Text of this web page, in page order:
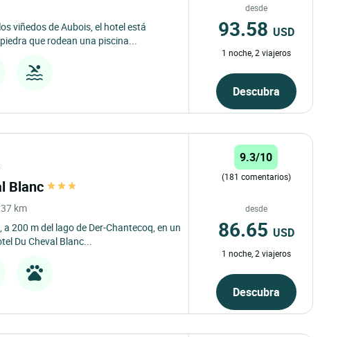
viñedos de Aubois, el hotel está
que rodean una piscina...
desde
93.58 USD
1 noche, 2 viajeros
Descubra
Blanc
37 km
200 m del lago de Der-Chantecoq, en un
Du Cheval Blanc...
9.3/10
(181 comentarios)
desde
86.65 USD
1 noche, 2 viajeros
Descubra